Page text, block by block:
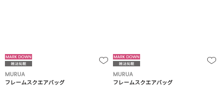
MURUA
フレームスクエアバッグ
MURUA
フレームスクエアバッグ